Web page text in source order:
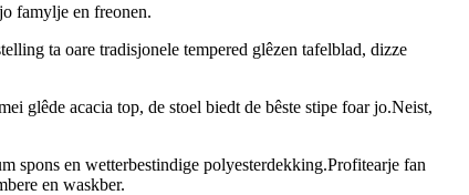
famylje en freonen.
ta oare tradisjonele tempered glêzen tafelblad, dizze
glêde acacia top, de stoel biedt de bêste stipe foar jo.Neist,
spons en wetterbestindige polyesterdekking.Profitearje fan
en waskber.